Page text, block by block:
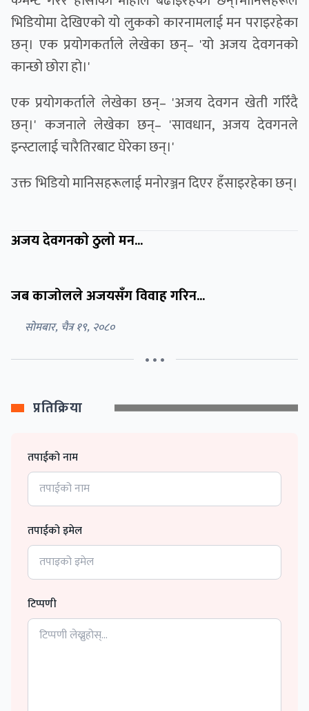
भिडियोमा देखिएको यो लुकको कारनामलाई मन पराइरहेका
छन्। एक प्रयोगकर्ताले लेखेका छन्– 'यो अजय देवगनको
कान्छो छोरा हो।'
एक प्रयोगकर्ताले लेखेका छन्– 'अजय देवगन खेती गरिँदै
छन्।' कजनाले लेखेका छन्– 'सावधान, अजय देवगनले
इन्स्टालाई चारैतिरबाट घेरेका छन्।'
उक्त भिडियाे मानिसहरूलाई मनाेरञ्जन दिएर हँसाइरहेका छन्।
अजय देवगनकाे ठुलाे मन...
जब काजोलले अजयसँग विवाह गरिन...
सोमबार, चैत्र १९, २०८०
• • •
प्रतिक्रिया
तपाईको नाम
तपाईको इमेल
टिप्पणी